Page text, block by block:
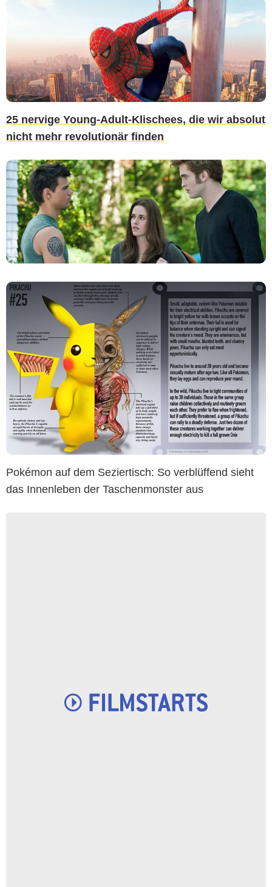
25 nervige Young-Adult-Klischees, die wir absolut
nicht mehr revolutionär finden
Pokémon auf dem Seziertisch: So verblüffend sieht
das Innenleben der Taschenmonster aus